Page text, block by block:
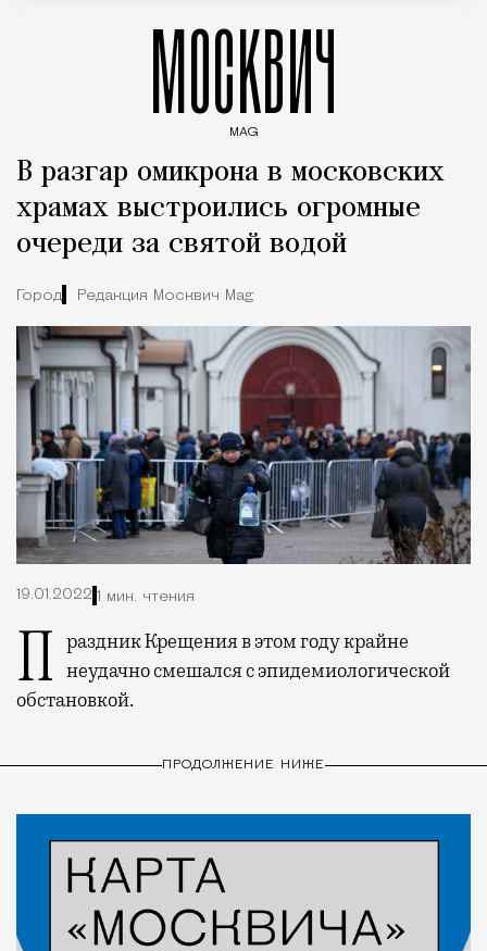
МОСКВИЧ
MAG
В разгар омикрона в московских
храмах выстроились огромные
очереди за святой водой
Город Редакция Москвич Mag
19.01.2022 1 мин. чтения
Праздник Крещения в этом году крайне неудачно смешался с эпидемиологической
обстановкой.
ПРОДОЛЖЕНИЕ НИЖЕ